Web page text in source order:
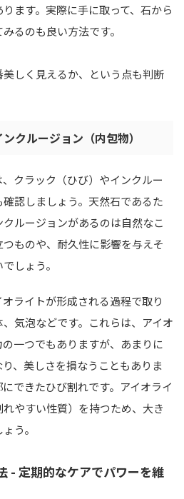
ます。実際に手に取って、石から
るのも良い方法です。
しく見えるか、という点も判断
クルージョン（内包物）
クラック（ひび）やインクルー
認しましょう。天然石であるた
ルージョンがあるのは自然なこ
ものや、耐久性に影響を与えそ
しょう。
ライトが形成される過程で取り
気泡などです。これらは、アイオ
一つでもありますが、あまりに
、美しさを損なうこともありま
できたひび割れです。アイオライ
やすい性質）を持つため、大き
う。
- 定期的なケアでパワーを維